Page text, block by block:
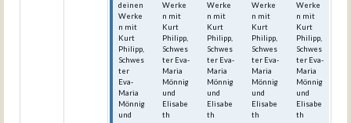
deinen
Werke
n mit
Kurt
Philipp,
Schwes
ter
Eva-
Maria
Mönnig
und
Werke
n mit
Kurt
Philipp,
Schwes
ter Eva-
Maria
Mönnig
und
Elisabe
th
Werke
n mit
Kurt
Philipp,
Schwes
ter Eva-
Maria
Mönnig
und
Elisabe
th
Werke
n mit
Kurt
Philipp,
Schwes
ter Eva-
Maria
Mönnig
und
Elisabe
th
Werke
n mit
Kurt
Philipp,
Schwes
ter Eva-
Maria
Mönnig
und
Elisabe
th